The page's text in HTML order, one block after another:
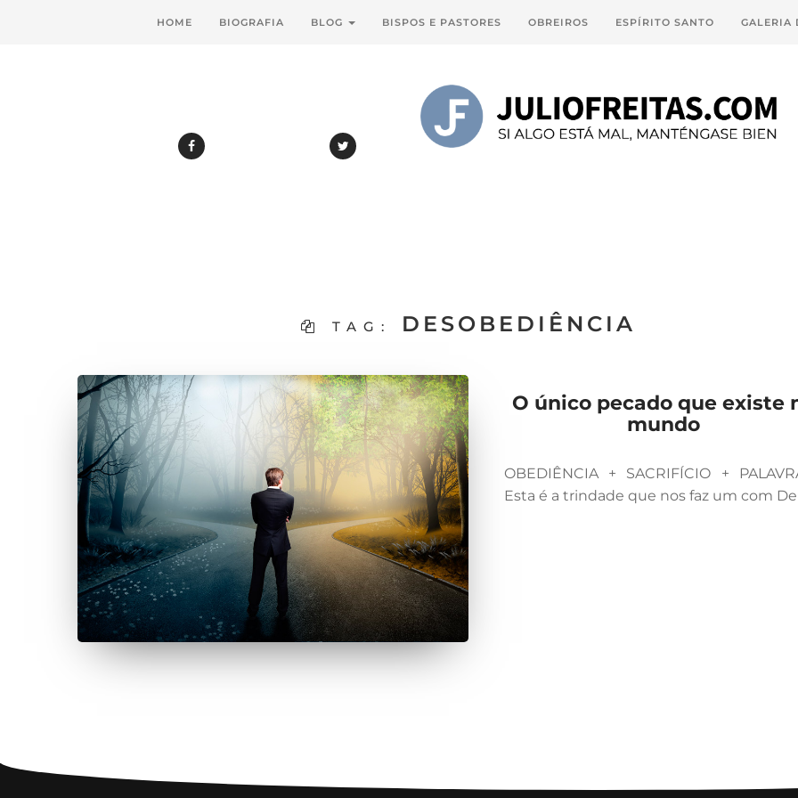
HOME BIOGRAFIA BLOG BISPOS E PASTORES OBREIROS ESPÍRITO SANTO GALERIA
TAG: DESOBEDIÊNCIA
O único pecado que existe
mundo
OBEDIÊNCIA + SACRIFÍCIO +
Esta é a trindade que nos faz um com